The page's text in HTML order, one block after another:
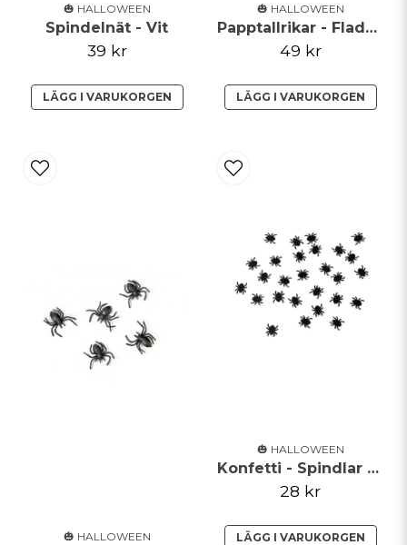
🎃 HALLOWEEN
Spindelnät - Vit
39 kr
LÄGG I VARUKORGEN
🎃 HALLOWEEN
Papptallrikar - Fladdermöss - Guld
49 kr
LÄGG I VARUKORGEN
🎃 HALLOWEEN
🎃 HALLOWEEN
Konfetti - Spindlar - Svarta
28 kr
LÄGG I VARUKORGEN